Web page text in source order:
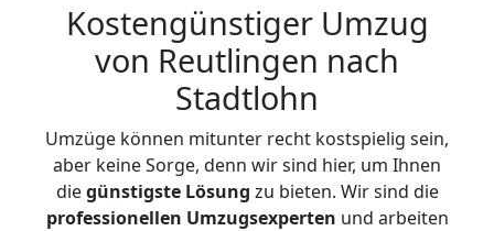
Kostengünstiger Umzug
von Reutlingen nach
Stadtlohn
Umzüge können mitunter recht kostspielig sein,
aber keine Sorge, denn wir sind hier, um Ihnen
diegünstigste Lösung zu bieten. Wir sind die
professionellen Umzugsexperten und arbeiten